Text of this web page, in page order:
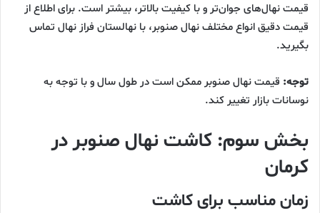
قیمت نهال‌های جوان‌تر و با کیفیت بالاتر، بیشتر است. برای اطلاع از
قیمت دقیق انواع مختلف نهال صنوبر، با نهالستان فراز نهال تماس
بگیرید.
توجه: قیمت نهال صنوبر ممکن است در طول سال و با توجه به
نوسانات بازار تغییر کند.
بخش سوم: کاشت نهال صنوبر در
کرمان
زمان مناسب برای کاشت